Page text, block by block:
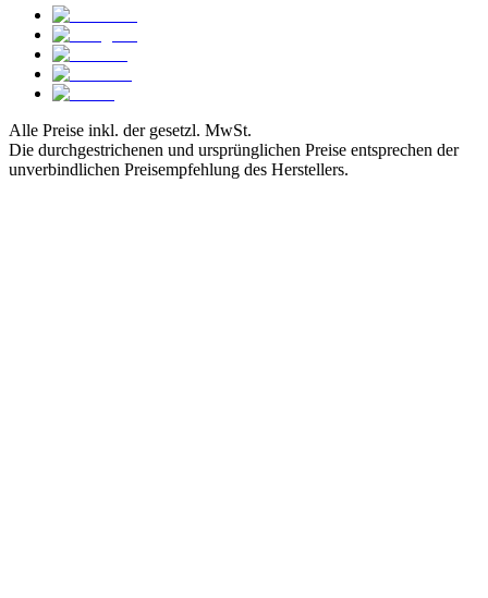
Alle Preise inkl. der gesetzl. MwSt.
Die durchgestrichenen und ursprünglichen Preise entsprechen der
unverbindlichen Preisempfehlung des Herstellers.